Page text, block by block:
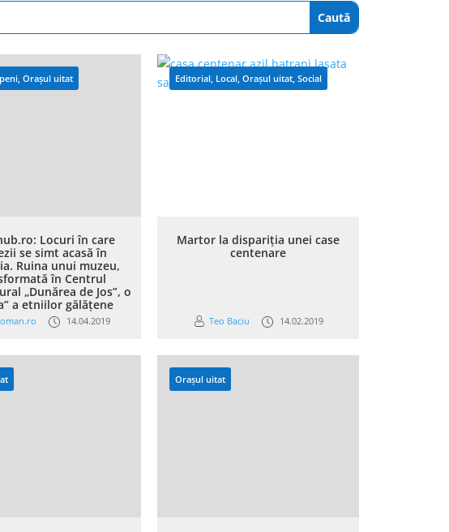
, Orașul uitat
Locuri în care
se simt acasă în
Ruina unui muzeu,
în Centrul
„Dunărea de Jos”, o
a etniilor gălățene
14.04.2019
Editorial, Local,Orașul uitat,Social
Martor la dispariția unei case
centenare
Teo Baciu 14.02.2019
Orașul uitat